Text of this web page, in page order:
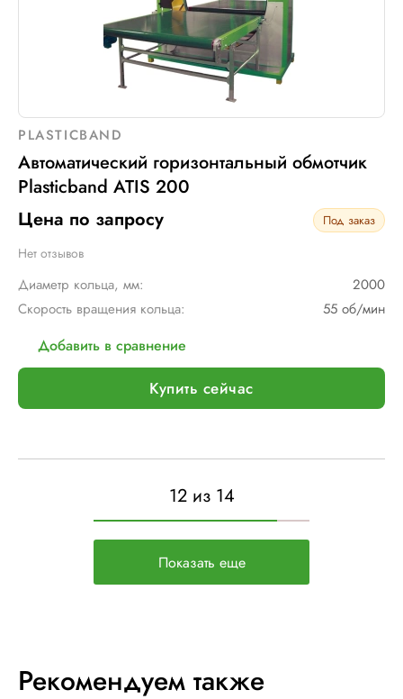
PLASTICBAND
Автоматический горизонтальный обмотчик
Plasticband ATIS 200
Цена по запросу
Под заказ
Нет отзывов
Диаметр кольца, мм:
2000
Скорость вращения кольца:
55 об/мин
Добавить в сравнение
Купить сейчас
12 из 14
Показать еще
Рекомендуем также